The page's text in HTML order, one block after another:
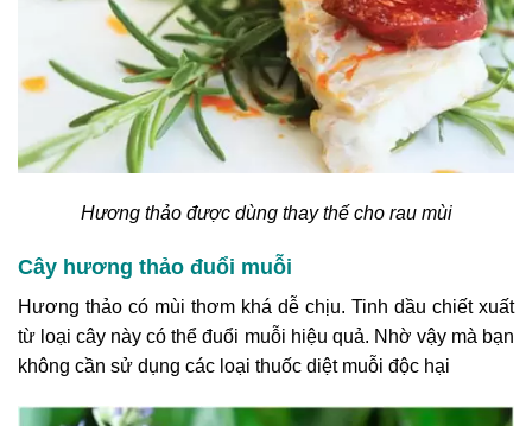
Hương thảo được dùng thay thế cho rau mùi
Cây hương thảo đuổi muỗi
Hương thảo có mùi thơm khá dễ chịu. Tinh dầu chiết xuất
từ loại cây này có thể đuổi muỗi hiệu quả. Nhờ vậy mà bạn
không cần sử dụng các loại thuốc diệt muỗi độc hại